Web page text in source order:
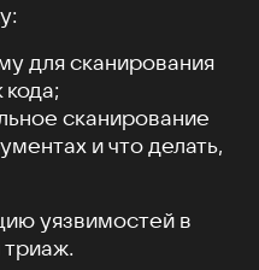
для сканирования
сканирование
и что делать,
уязвимостей в
триаж.